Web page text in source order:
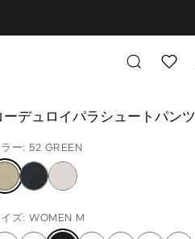
ーデュロイパラシュートパンツ
ー: 52 GREEN
ズ: WOMEN M